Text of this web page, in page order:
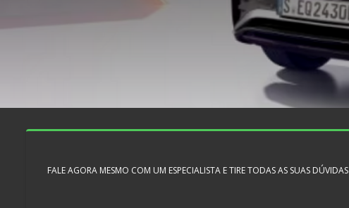
FALE AGORA MESMO COM UM ESPECIALISTA E TIRE TODAS AS SUAS DÚVIDAS